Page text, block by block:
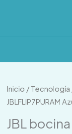
Inicio / Tecnología
JBLFLIP7PURAM
JBL
JBL
bocina
JBLFLIP7PURAM